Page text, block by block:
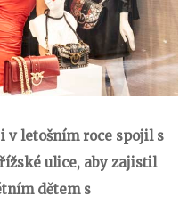
v letošním roce spojil s
ulice, aby zajistil
dětem s